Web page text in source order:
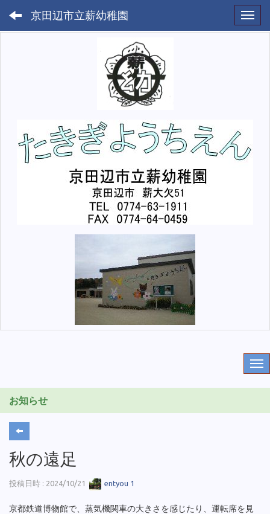
京田辺市立薪幼稚園
お知らせ
秋の遠足
投稿日時 : 2024/10/21 entyou 1
京都鉄道博物館で、蒸気機関車の大きさを感じたり、運転席を見